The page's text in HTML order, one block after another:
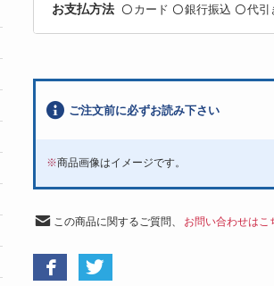
お支払方法 〇 カード 〇銀行振込 〇代引
ご注文前に必ずお読み下さい
※商品画像はイメージです。
この商品に関するご質問、 お問い合わせはこ